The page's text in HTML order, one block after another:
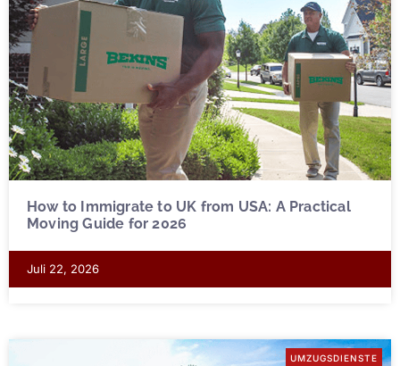
How to Immigrate to UK from USA: A Practical
Moving Guide for 2026
Juli 22, 2026
UMZUGSDIENSTE